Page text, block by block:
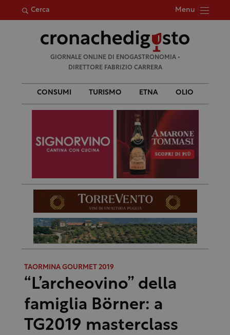
Cerca Menu
per:
GIORNALE ONLINE DI ENOGASTRONOMIA •
DIRETTORE FABRIZIO CARRERA
CONSUMI TURISMO ETNA OLIO
TAORMINA GOURMET 2019
“L’archeovino” della
famiglia Börner: a
TG2019 masterclass